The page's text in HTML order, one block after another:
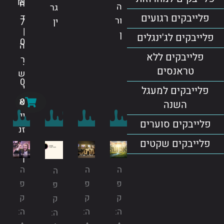
פלייבקים רגועים
פלייבקים לג'ינגלים
פלייבקים ללא
טראנסים
פלייבקים למעגל
השנה
פלייבקים סוערים
פלייבקים שקטים
ה
ור
ן
גר
ין
ח
ד
|
ה
ר
ש
י
א
יי
זנ
ב
ך
7
0
.
0
0
ה
פ
ק
ה:
ה
פ
ק
ה:
ה
פ
ק
ה:
ה
פ
ק
ה: